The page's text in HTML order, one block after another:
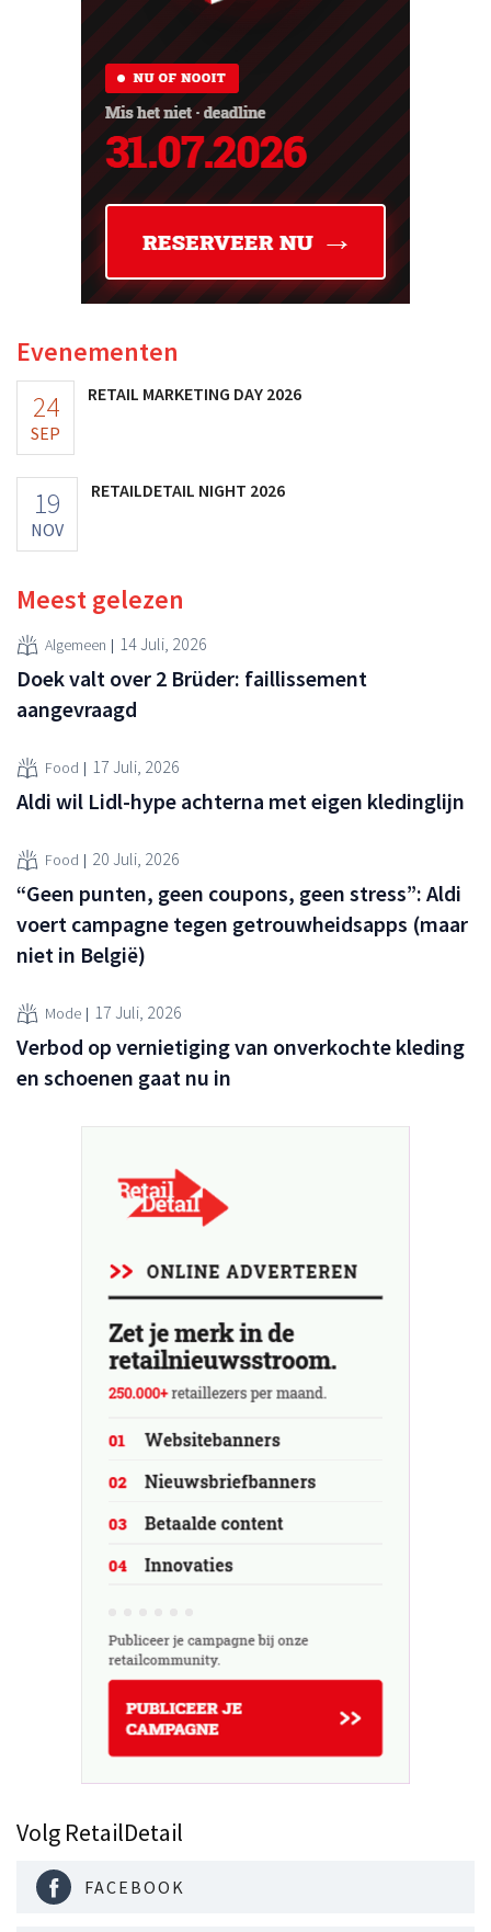
Evenementen
24
SEP
RETAIL MARKETING DAY 2026
19
NOV
RETAILDETAIL NIGHT 2026
Meest gelezen
Algemeen 14 Juli, 2026
Doek valt over 2 Brüder: faillissement
aangevraagd
Food 17 Juli, 2026
Aldi wil Lidl-hype achterna met eigen kledinglijn
Food 20 Juli, 2026
“Geen punten, geen coupons, geen stress”: Aldi
voert campagne tegen getrouwheidsapps (maar
niet in België)
Mode 17 Juli, 2026
Verbod op vernietiging van onverkochte kleding
en schoenen gaat nu in
Volg RetailDetail
FACEBOOK